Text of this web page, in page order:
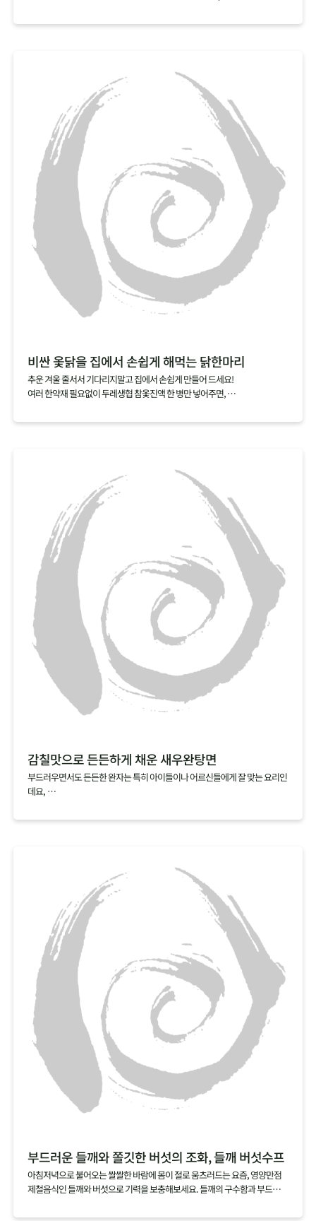
이면, 따로 육수를 내지 않아도 깊은 국물맛을 낼 수 있답니다.
비싼 옻닭을 집에서 손쉽게 해먹는 닭한마리
추운 겨울 줄서서 기다리지말고 집에서 손쉽게 만들어 드세요!
여러 한약재 필요없이 두레생협 참옻진액 한 병만 넣어주면,
있답니다.
감칠맛으로 든든하게 채운 새우완탕면
부드러우면서도 든든한 완자는 특히 아이들이나 어르신들에게 잘 맞는 요리인
데요,
빚지 않고 만드는 새우완탕면을 추천해요.
부드러운 들깨와 쫄깃한 버섯의 조화, 들깨 버섯수프
아침저녁으로 불어오는 쌀쌀한 바람에 몸이 절로 움츠러드는 요즘, 영양만점
제철음식인 들깨와 버섯으로 기력을 보충해보세요. 들깨의 구수함과 부드러움
용식이나 브런치 메뉴로도 잘 어울린답니다.